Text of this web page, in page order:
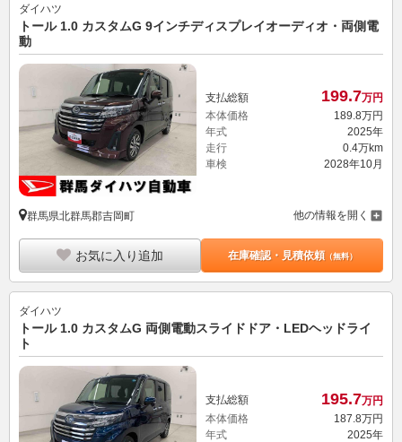
ダイハツ
トール 1.0 カスタムG 9インチディスプレイオーディオ・両側電
動
支払総額 199.7万円
本体価格
189.8万円
年式
2025年
走行
0.4万km
車検
2028年10月
群馬県北群馬郡吉岡町 他の情報を開く
お気に入り追加 在庫確認・見積依頼（無料）
ダイハツ
トール 1.0 カスタムG 両側電動スライドドア・LEDヘッドライ
ト
支払総額 195.7万円
本体価格
187.8万円
年式
2025年